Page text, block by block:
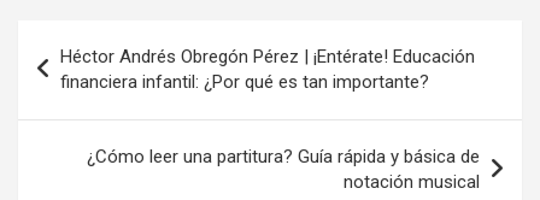
de
entradas
Héctor Andrés Obregón Pérez | ¡Entérate! Educación
financiera infantil: ¿Por qué es tan importante?
¿Cómo leer una partitura? Guía rápida y básica de
notación musical